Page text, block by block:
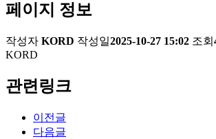
페이지 정보
작성자 KORD 작성일2025-10-27 15:02 조회
KORD
관련링크
이전글
다음글